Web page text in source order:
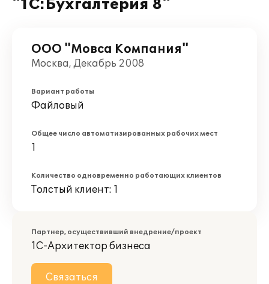
"1С:Бухгалтерия 8"
ООО "Мовса Компания"
Москва, Декабрь 2008
Вариант работы
Файловый
Общее число автоматизированных рабочих мест
1
Количество одновременно работающих клиентов
Толстый клиент: 1
Партнер, осуществивший внедрение/проект
1С-Архитектор бизнеса
Связаться